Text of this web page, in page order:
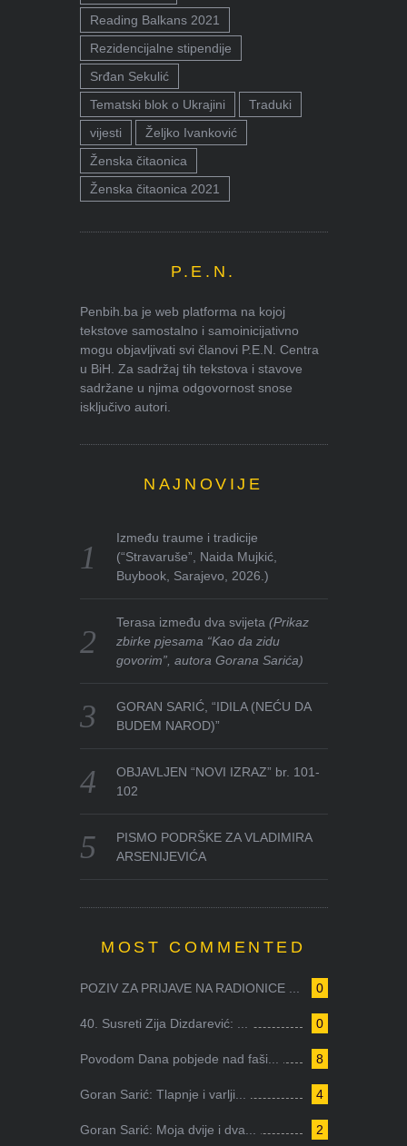
Reading Balkans 2021
Rezidencijalne stipendije
Srđan Sekulić
Tematski blok o Ukrajini
Traduki
vijesti
Željko Ivanković
Ženska čitaonica
Ženska čitaonica 2021
P.E.N.
Penbih.ba je web platforma na kojoj
tekstove samostalno i samoinicijativno
mogu objavljivati svi članovi P.E.N. Centra
u BiH. Za sadržaj tih tekstova i stavove
sadržane u njima odgovornost snose
isključivo autori.
NAJNOVIJE
Između traume i tradicije
(“Stravaruše”, Naida Mujkić,
Buybook, Sarajevo, 2026.)
Terasa između dva svijeta(Prikaz
zbirke pjesama “Kao da zidu
govorim”, autora Gorana Sarića)
GORAN SARIĆ, “IDILA (NEĆU DA
BUDEM NAROD)”
OBJAVLJEN “NOVI IZRAZ” br. 101-
102
PISMO PODRŠKE ZA VLADIMIRA
ARSENIJEVIĆA
MOST COMMENTED
0
POZIV ZA PRIJAVE NA RADIONICE ...
0
40. Susreti Zija Dizdarević: ...
8
Povodom Dana pobjede nad faši...
4
Goran Sarić: Tlapnje i varlji...
2
Goran Sarić: Moja dvije i dva...